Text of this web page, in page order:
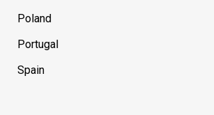
Poland
Portugal
Spain